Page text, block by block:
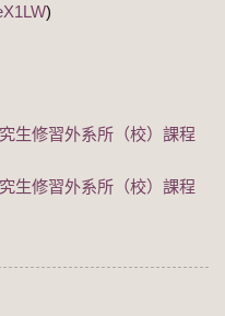
)
生修習外系所（校）課程
生修習外系所（校）課程